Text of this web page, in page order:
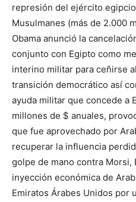
represión del ejército
Musulmanes (más de 2.000
Obama anunció la
conjunto con Egipto como
interino militar para ceñirse
transición democrático así
ayuda militar que concede a
millones de $ anuales,
que fue aprovechado por
recuperar la influencia
golpe de mano contra
inyección económica de
Emiratos Árabes Unidos por